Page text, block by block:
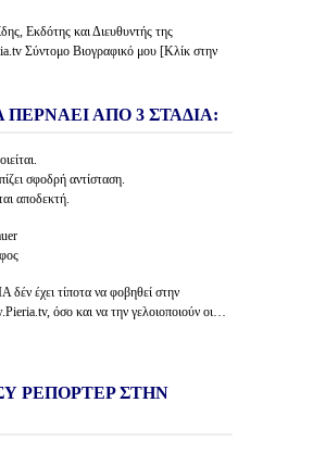
Εκδότης και Διευθυντής της
Σύντομο Βιογραφικό μου [Κλίκ στην
ΠΕΡΝΑΕΙ ΑΠΟ 3 ΣΤΑΔΙΑ:
σφοδρή αντίσταση.
αποδεκτή.
έχει τίποτα να φοβηθεί στην
όσο και να την γελοιοποιούν οι…
ΡΕΠΟΡΤΕΡ ΣΤΗΝ